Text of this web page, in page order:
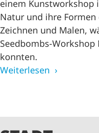
einem Kunstworkshop
Natur und ihre
Zeichnen und Malen,
Seedbombs-
konnten.
Weiterlesen